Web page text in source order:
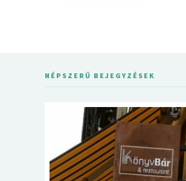
NÉPSZERŰ BEJEGYZÉSEK